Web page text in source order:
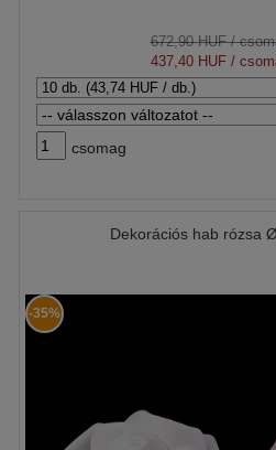
672,90 HUF/
437,40 HUF/
csomag
Dekorációs hab rózsa
-35%